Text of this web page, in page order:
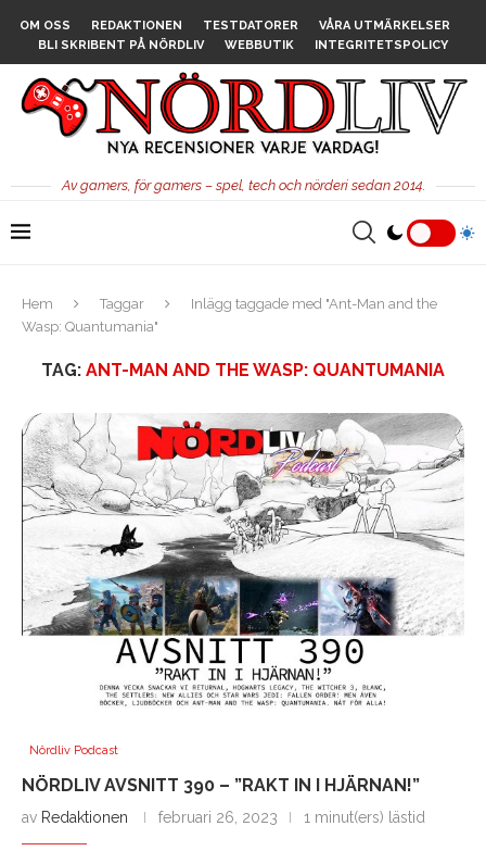
OM OSS REDAKTIONEN TESTDATORER
VÅRA UTMÄRKELSER
BLI SKRIBENT PÅ NÖRDLIV
WEBBUTIK INTEGRITETSPOLICY
Av gamers, för gamers – spel, tech och nörderi sedan 2014.
Hem Taggar
Inlägg taggade med "Ant-Man and the
Wasp: Quantumania"
TAG: ANT-MAN AND THE WASP: QUANTUMANIA
Nördliv Podcast
NÖRDLIV AVSNITT 390 – ”RAKT IN I HJÄRNAN!”
av Redaktionen februari 26, 2023 1 minut(ers) lästid